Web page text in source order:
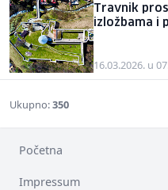
Travnik
izložbama i
16.03.2026. u
Ukupno:350
Početna
Impressum